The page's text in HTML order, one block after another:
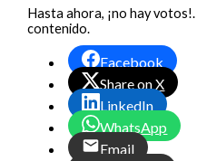
Hasta ahora, ¡no hay
contenido.
Facebook
Share on X
LinkedIn
WhatsApp
Email